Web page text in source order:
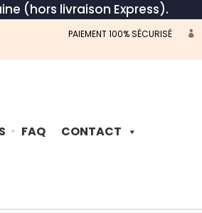
(hors livraison Express).
PAIEMENT 100% SÉCURISÉ
FAQ CONTACT
Recherche